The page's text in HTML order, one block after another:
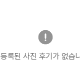
등록된 사진 후기가 없습